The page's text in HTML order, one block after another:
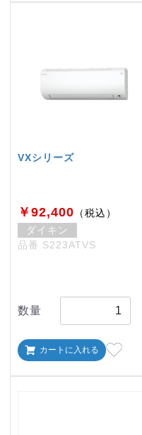
VXシリーズ
￥92,400 （税込）
ダイキン
品番 S223ATVS
数量
カートに入れる